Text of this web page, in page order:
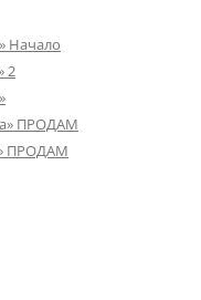
Начало
2
ПРОДАМ
ПРОДАМ